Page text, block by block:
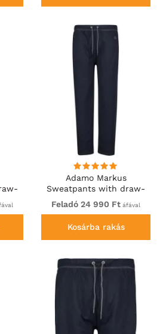
Adamo Markus
Sweatpants with draw-
cord Navy
Feladó 24 990 Ft áfával
Kosárba rakás